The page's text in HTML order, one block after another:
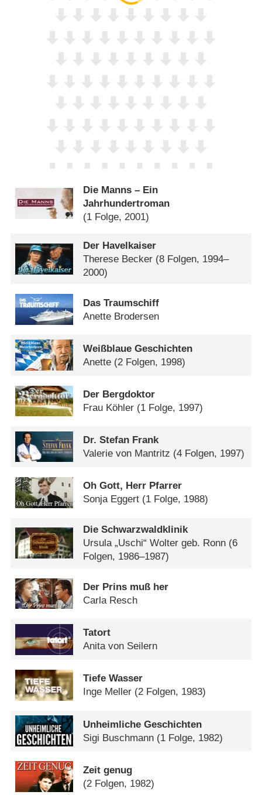
Die Manns – Ein
Jahrhundertroman
(1 Folge, 2001)
Der Havelkaiser
Therese Becker (8 Folgen, 1994–
2000)
Das Traumschiff
Anette Brodersen
Weißblaue Geschichten
Anette (2 Folgen, 1998)
Der Bergdoktor
Frau Köhler (1 Folge, 1997)
Dr. Stefan Frank
Valerie von Mantritz (4 Folgen, 1997)
Oh Gott, Herr Pfarrer
Sonja Eggert (1 Folge, 1988)
Die Schwarzwaldklinik
Ursula „Uschi“ Wolter geb. Ronn (6
Folgen, 1986–1987)
Der Prins muß her
Carla Resch
Tatort
Anita von Seilern
Tiefe Wasser
Inge Meller (2 Folgen, 1983)
Unheimliche Geschichten
Sigi Buschmann (1 Folge, 1982)
Zeit genug
(2 Folgen, 1982)